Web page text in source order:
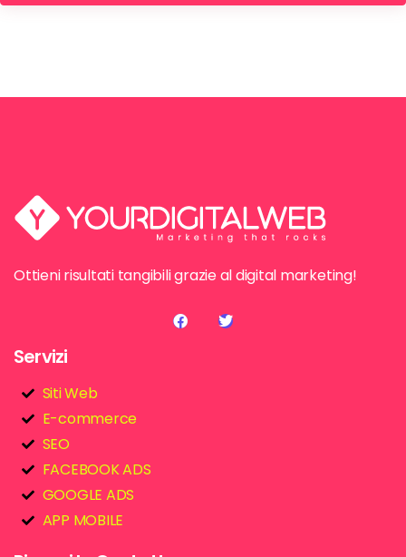
Ottieni risultati tangibili grazie al digital marketing!
Servizi
Siti Web
E-commerce
SEO
FACEBOOK ADS
GOOGLE ADS
APP MOBILE